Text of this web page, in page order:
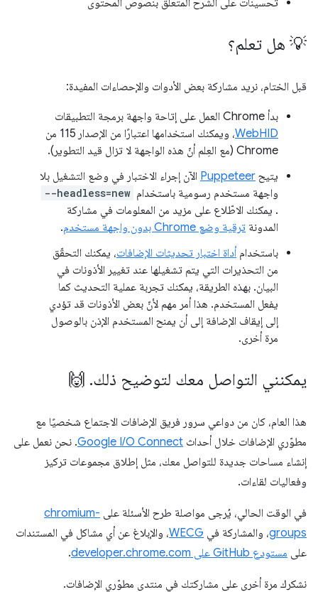
تحسينات على الشرح المتعلق بنصوص المحتوى
💡 هل تعلم؟
قبل الختام، نريد مشاركة بعض الأدوات والإحصاءات المفيدة:
بدأ Chrome العمل على إتاحة واجهة برمجة التطبيقات
WebHID
، ويمكنك استخدامها اعتبارًا من الإصدار 115 من
Chrome (مع العِلم أنّ هذه الواجهة لا تزال قيد التطوير).
يتيح Puppeteer الآن إجراء الاختبار في وضع التشغيل بلا
واجهة مستخدم رسومية باستخدام --headless=new
. يمكنك الاطّلاع على مزيد من المعلومات في مشاركة
المدونة ترقية وضع Chrome بدون واجهة مستخدم
.
باستخدام أداة اختبار تحديثات الإضافات، يمكنك التحقّق
من التحذيرات التي يتم تشغيلها عند تغيير الأذونات في
البيان. بهذه الطريقة، يمكنك تجربة عملية التحديث كما
يفعل المستخدم. هذا أمر مهم لأنّ بعض الأذونات قد تؤدي
إلى إيقاف الإضافة إلى أن يمنح المستخدم الإذن بالوصول
مرة أخرى.
يمكنني التواصل معك لتوضيح ذلك.
🙌
هذا العام، كان من دواعي سرور فريق الإضافات الاجتماع شخصيًا مع
مطوّري الإضافات خلال أحداث Google I/O Connect. نحن نعمل على
إنشاء مساحات جديدة للتواصل معك، مثل إطلاق مجموعات تركيز
وفعاليات لقاءات.
في الوقت الحالي، يُرجى مواصلة طرح الأسئلة على chromium-
groups، والمشاركة في WECG، والإبلاغ عن أي مشاكل في المستندات
على مستودع GitHub على developer.chrome.com .
نشكرك مرة أخرى على مشاركتك في منتدى مطوّري الإضافات.